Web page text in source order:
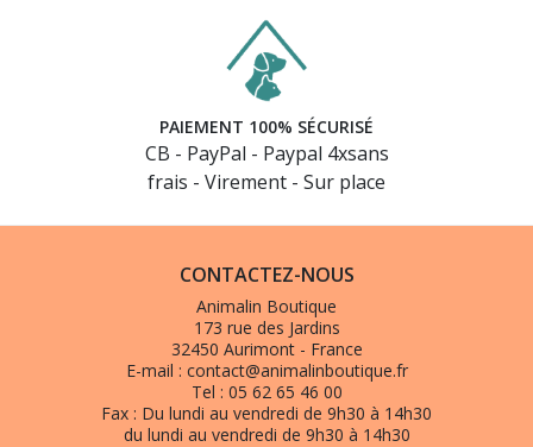
PAIEMENT 100% SÉCURISÉ
CB - PayPal - Paypal 4xsans
frais - Virement - Sur place
CONTACTEZ-NOUS
Animalin Boutique
173 rue des Jardins
32450 Aurimont - France
E-mail : contact@animalinboutique.fr
Tel : 05 62 65 46 00
Fax : Du lundi au vendredi de 9h30 à 14h30
du lundi au vendredi de 9h30 à 14h30